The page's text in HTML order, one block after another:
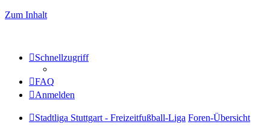
Zum Inhalt
Schnellzugriff
FAQ
Anmelden
Stadtliga Stuttgart - Freizeitfußball-Liga Foren-Übersicht